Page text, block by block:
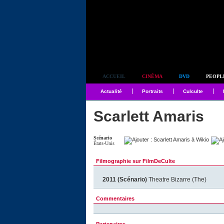
ACCUEIL CINÉMA DVD
Actualité Portraits Culculte
Scarlett Amaris
Scénario
États-Unis
Filmographie sur FilmDeCulte
2011 (Scénario) Theatre Bizarre (The)
Commentaires